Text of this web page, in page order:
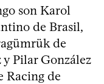
son Karol
de Brasil,
de
Pilar González
Racing de